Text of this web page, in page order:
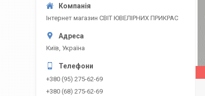
Інтернет магазин СВІТ ЮВЕЛІРНИХ ПРИКРАС
Київ, Україна
+380 (95) 275-62-69
+380 (68) 275-62-69